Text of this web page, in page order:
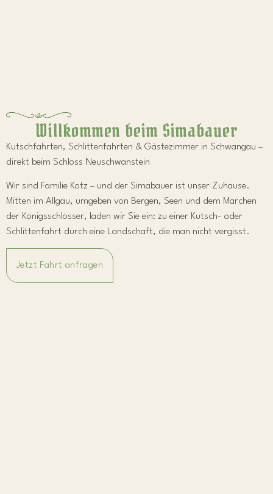
Willkommen beim Simabauer
Kutschfahrten, Schlittenfahrten & Gästezimmer in Schwangau –
direkt beim Schloss Neuschwanstein
Wir sind Familie Kotz – und der Simabauer ist unser Zuhause.
Mitten im Allgäu, umgeben von Bergen, Seen und dem Märchen
der Königsschlösser, laden wir Sie ein: zu einer Kutsch- oder
Schlittenfahrt durch eine Landschaft, die man nicht vergisst.
Jetzt Fahrt anfragen